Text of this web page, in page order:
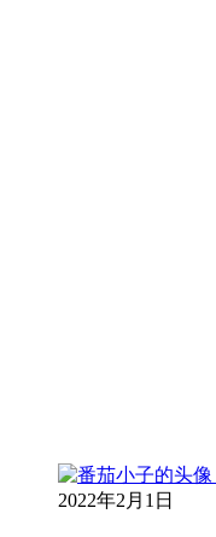
2022年2月1日